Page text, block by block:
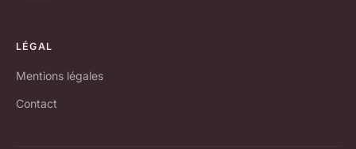
LÉGAL
Mentions légales
Contact